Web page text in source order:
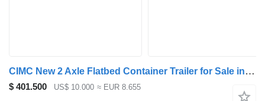
CIMC New 2 Axle Flatbed Container Trailer for Sale in Tanzania
$ 401.500 US$ 10.000 ≈ EUR 8.655